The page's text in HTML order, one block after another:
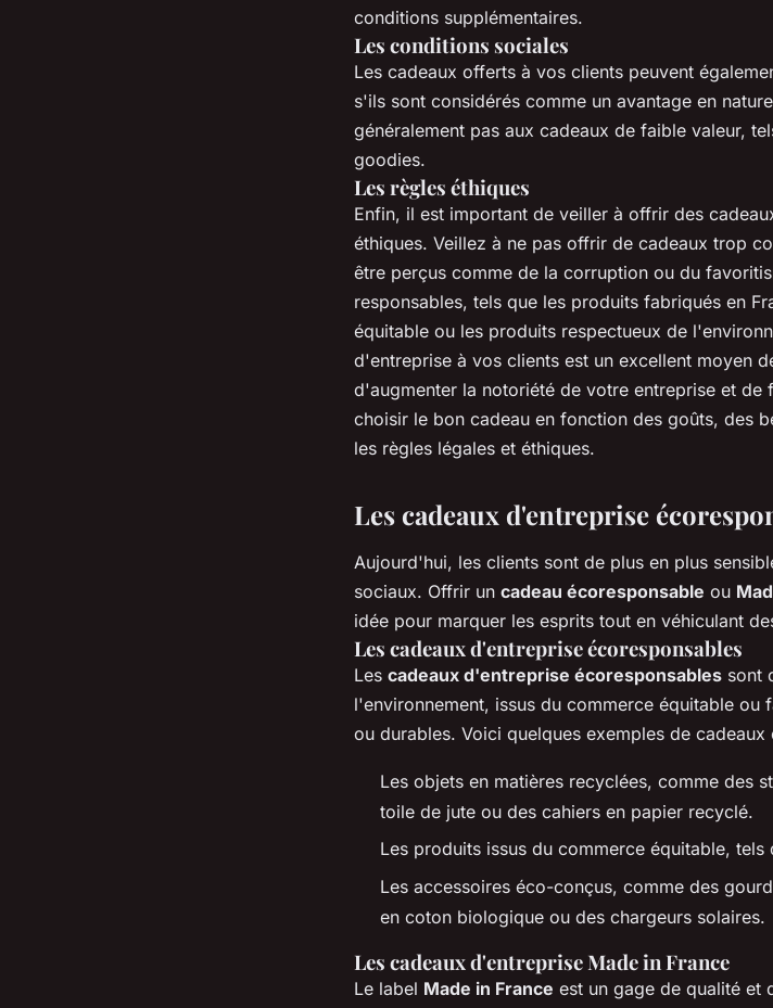
conditions supplémentaires.
Les conditions sociales
Les cadeaux offerts à vos clients peuvent
s'ils sont considérés comme un avantage en
généralement pas aux cadeaux de faible valeur,
goodies.
Les règles éthiques
Enfin, il est important de veiller à offrir des
éthiques. Veillez à ne pas offrir de cadeaux trop
être perçus comme de la corruption ou du
responsables, tels que les produits fabriqués en
équitable ou les produits respectueux de
d'entreprise à vos clients est un excellent moyen
d'augmenter la notoriété de votre entreprise et de
choisir le bon cadeau en fonction des goûts, des
les règles légales et éthiques.
Les cadeaux d'entreprise
Aujourd'hui, les clients sont de plus en plus
sociaux. Offrir un cadeau écoresponsable ou
idée pour marquer les esprits tout en véhiculant
Les cadeaux d'entreprise écoresponsables
Les cadeaux d'entreprise écoresponsables sont
l'environnement, issus du commerce équitable
ou durables. Voici quelques exemples de cadeaux
Les objets en matières recyclées, comme des
toile de jute ou des cahiers en papier recyclé.
Les produits issus du commerce équitable,
Les accessoires éco-conçus, comme des
en coton biologique ou des chargeurs solaires.
Les cadeaux d'entreprise Made in France
Le label Made in France est un gage de qualité et